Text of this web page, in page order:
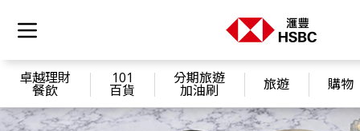
卓越理財
餐飲
101
百貨
分期旅遊
加油刷 旅遊 購物